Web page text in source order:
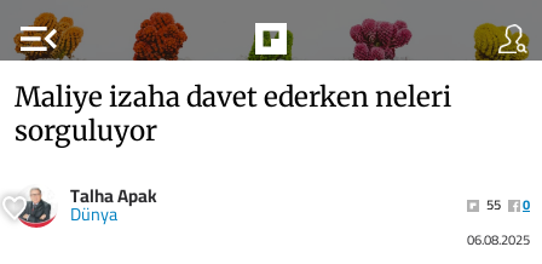
menu_open
Maliye izaha davet ederken neleri
sorguluyor
Talha Apak
Dünya 55
0
06.08.2025